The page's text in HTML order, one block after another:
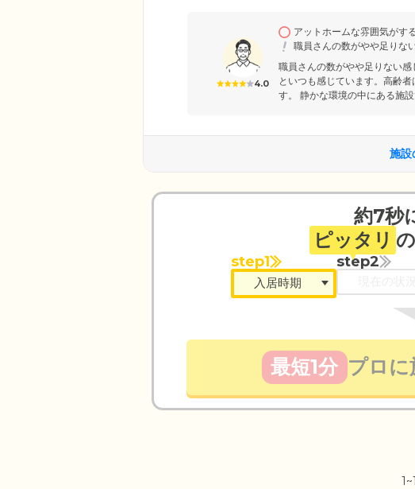
ド、トイレ、洗面台、エアコンがついてお
いでお過ごしください。
4.0
アットホームな雰囲気がす
職員さんの数がやや足りな
職員さんの数がやや足りない
といつも感じています。高齢
す。 静かな環境の中にある施設
施設
約7秒
ピッタリ
step1 step2
最短1分 プロに